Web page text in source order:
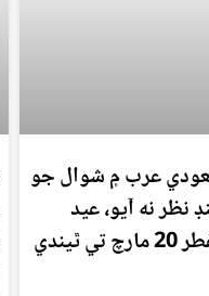
عرب ۾ شوال جو
نظر نه آيو، عيد
تي ٿيندي